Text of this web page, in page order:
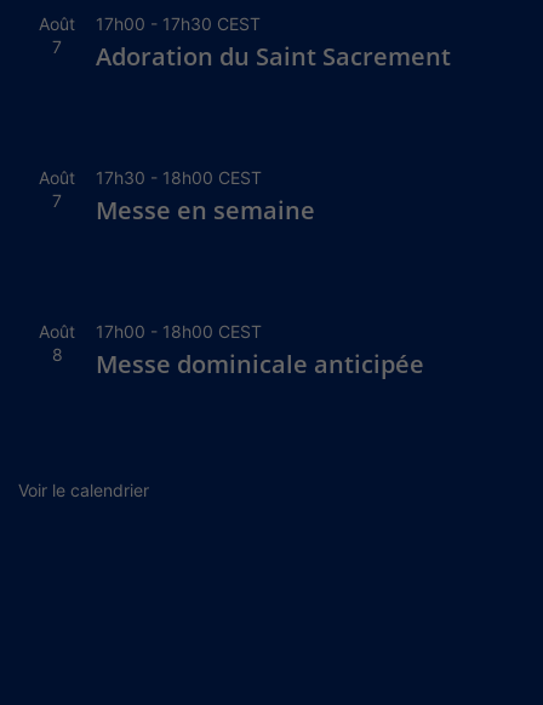
Août
7
17h00 - 17h30 CEST
Adoration du Saint Sacrement
Août
7
17h30 - 18h00 CEST
Messe en semaine
Août
8
17h00 - 18h00 CEST
Messe dominicale anticipée
Voir le calendrier